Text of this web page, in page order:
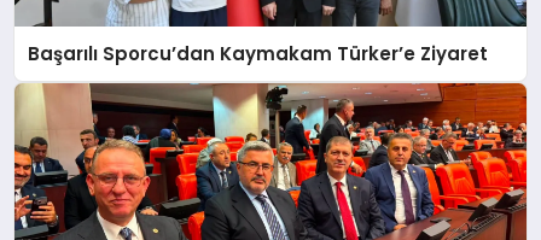
Başarılı Sporcu’dan Kaymakam Türker’e Ziyaret